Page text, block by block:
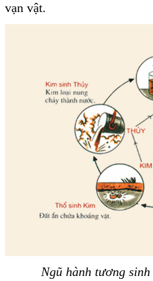
vạn vật.
Ngũ hành tương